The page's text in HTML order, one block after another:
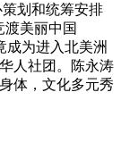
划和统筹安排
渡美丽中国
为进入北美洲
人社团。陈永涛
体，文化多元秀